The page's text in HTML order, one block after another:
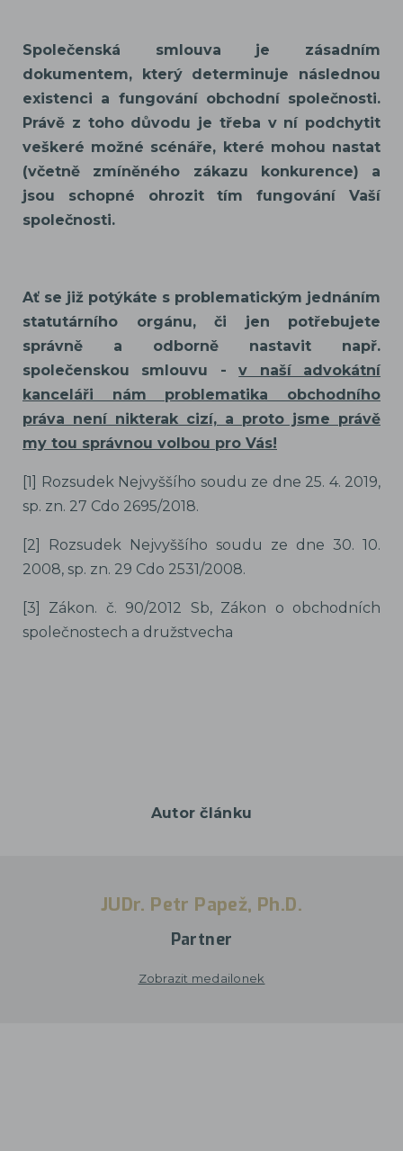
Společenská smlouva je zásadním
dokumentem, který determinuje následnou
existenci a fungování obchodní společnosti.
Právě z toho důvodu je třeba v ní podchytit
veškeré možné scénáře, které mohou nastat
(včetně zmíněného zákazu konkurence) a
jsou schopné ohrozit tím fungování Vaší
společnosti.
Ať se již potýkáte s problematickým jednáním
statutárního orgánu, či jen potřebujete
správně a odborně nastavit např.
společenskou smlouvu -v naší advokátní
kanceláři nám problematika obchodního
práva není nikterak cizí, a proto jsme právě
my tou správnou volbou pro Vás!
[1] Rozsudek Nejvyššího soudu ze dne 25. 4. 2019,
sp. zn. 27 Cdo 2695/2018.
[2] Rozsudek Nejvyššího soudu ze dne 30. 10.
2008, sp. zn. 29 Cdo 2531/2008.
[3] Zákon. č. 90/2012 Sb, Zákon o obchodních
společnostech a družstvecha
Autor článku
JUDr. Petr Papež, Ph.D.
Partner
Zobrazit medailonek